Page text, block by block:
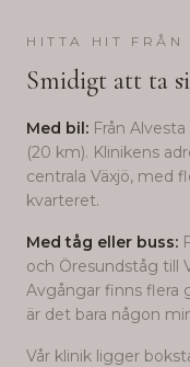
HITTA HIT FRÅN
Smidigt att ta
Med bil: Från Alvesta
(20 km). Klinikens
centrala Växjö, med
kvarteret.
Med tåg eller buss:
och Öresundståg till
Avgångar finns flera
är det bara någon
Vår klinik ligger